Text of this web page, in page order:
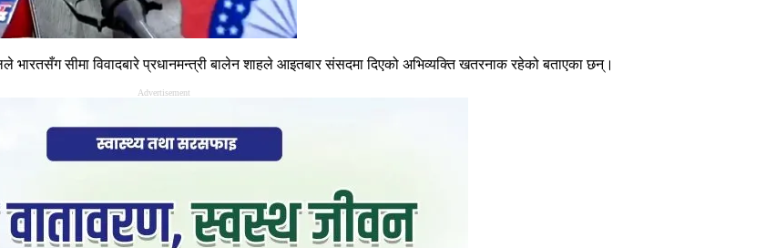
सीमा विवादबारे प्रधानमन्त्री बालेन शाहले आइतबार संसदमा दिएको अभिव्यक्ति खतरनाक रहेको बताएका छन्।
Advertisement